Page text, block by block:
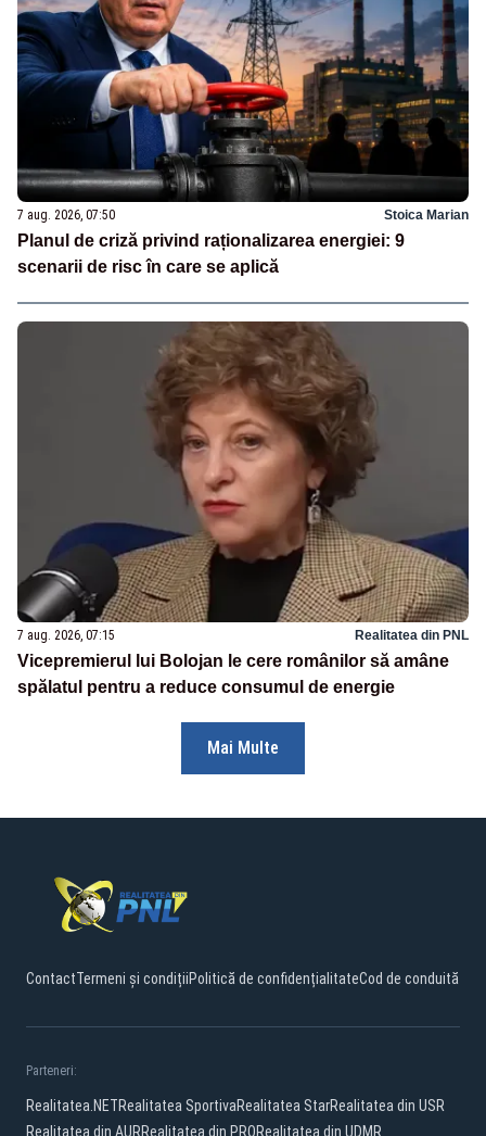
7 aug. 2026, 07:50 Stoica Marian
Planul de criză privind raționalizarea energiei: 9
scenarii de risc în care se aplică
7 aug. 2026, 07:15 Realitatea din PNL
Vicepremierul lui Bolojan le cere românilor să amâne
spălatul pentru a reduce consumul de energie
Mai Multe
ContactTermeni și condițiiPolitică de confidențialitateCod de conduită
Parteneri:
Realitatea.NETRealitatea SportivaRealitatea StarRealitatea din USR
Realitatea din AURRealitatea din PRORealitatea din UDMR